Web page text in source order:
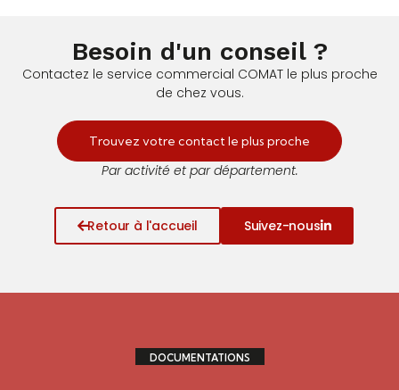
Besoin d'un conseil ?
Contactez le service commercial COMAT le plus proche
de chez vous.
Trouvez votre contact le plus proche
Par activité et par département.
Retour à l'accueil Suivez-nous
DOCUMENTATIONS